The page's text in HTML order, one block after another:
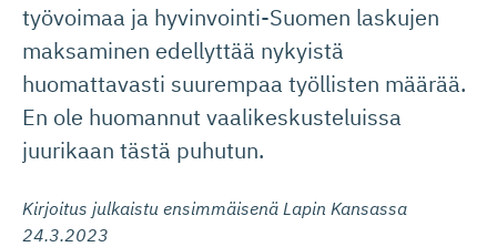
työvoimaa ja hyvinvointi-Suomen laskujen
maksaminen edellyttää nykyistä
huomattavasti suurempaa työllisten määrää.
En ole huomannut vaalikeskusteluissa
juurikaan tästä puhutun.
Kirjoitus julkaistu ensimmäisenä Lapin Kansassa
24.3.2023